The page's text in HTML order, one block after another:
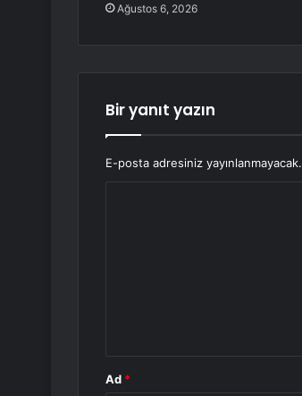
Ağustos 6, 2026
Bir yanıt yazın
E-posta adresiniz yayınlanmayacak.
Ad *